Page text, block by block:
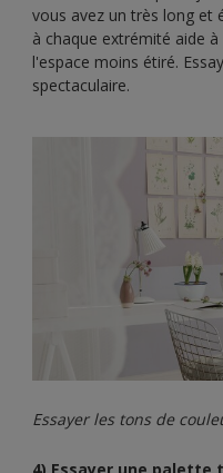
vous avez un très long et
à chaque extrémité aide
l'espace moins étiré.
spectaculaire.
Essayer les tons de